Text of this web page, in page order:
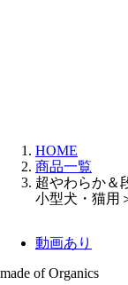
HOME
商品一覧
超やわらか＆
小型犬・猫用
動画あり
made of Organics